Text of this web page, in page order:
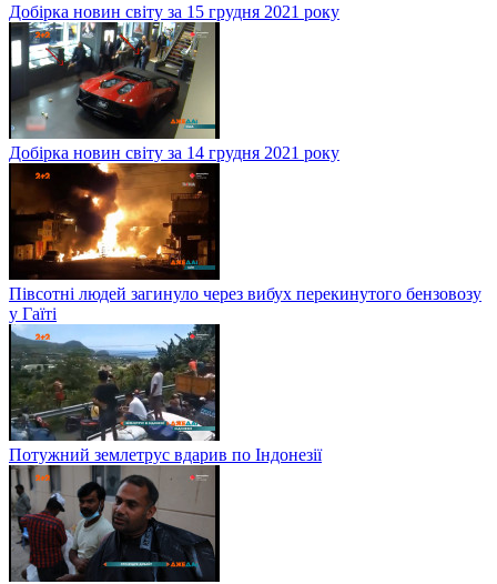
Добірка новин світу за 15 грудня 2021 року
Добірка новин світу за 14 грудня 2021 року
Півсотні людей загинуло через вибух перекинутого бензовозу
у Гаїті
Потужний землетрус вдарив по Індонезії